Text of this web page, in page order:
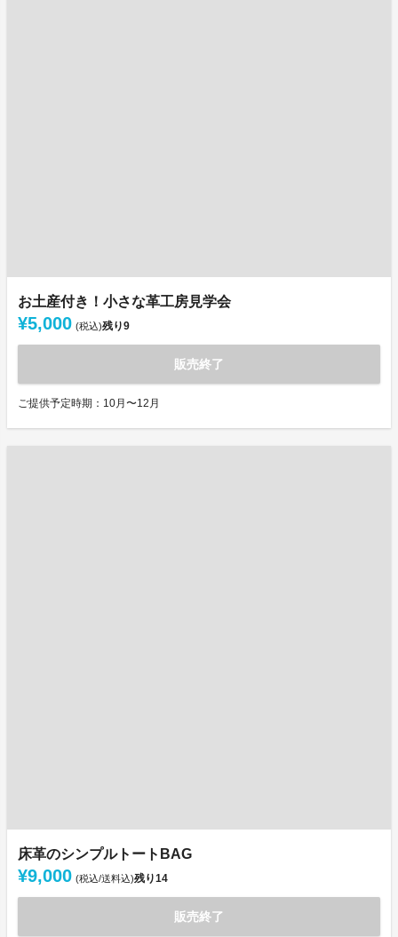
お土産付き！小さな革工房見学会
¥5,000 (税込)残り9
販売終了
ご提供予定時期：10月〜12月
床革のシンプルトートBAG
¥9,000 (税込/送料込)残り14
販売終了